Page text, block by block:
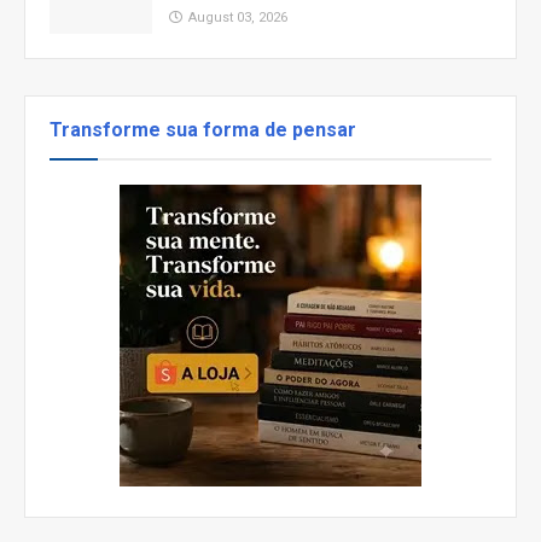
August 03, 2026
Transforme sua forma de pensar